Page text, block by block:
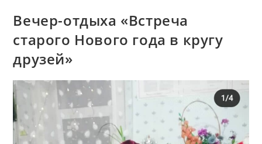
Вечер-отдыха «Встреча
старого Нового года в кругу
друзей»